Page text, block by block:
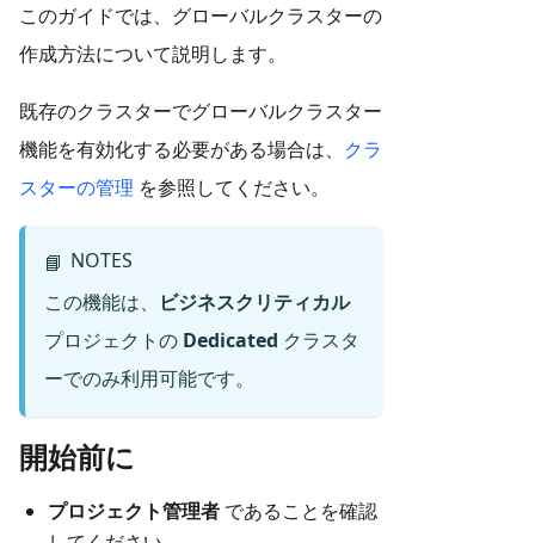
このガイドでは、グローバルクラスターの
作成方法について説明します。
既存のクラスターでグローバルクラスター
機能を有効化する必要がある場合は、 クラ
スターの管理 を参照してください。
📘 NOTES
この機能は、
ビジネスクリティカル
プロジェクトの Dedicated クラスタ
ーでのみ利用可能です。
開始前に
プロジェクト管理者 であることを確認